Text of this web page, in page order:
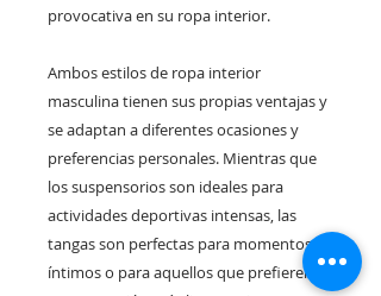
provocativa en su ropa interior.
Ambos estilos de ropa interior
masculina tienen sus propias ventajas y
se adaptan a diferentes ocasiones y
preferencias personales. Mientras que
los suspensorios son ideales para
actividades deportivas intensas, las
tangas son perfectas para momentos
íntimos o para aquellos que prefieren